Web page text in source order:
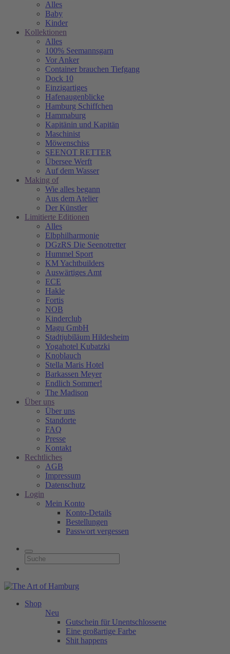
Alles
Baby
Kinder
Kollektionen
Alles
100% Seemannsgarn
Vor Anker
Container brauchen Tiefgang
Dock 10
Einzigartiges
Hafenaugen­blicke
Hamburg Schiffchen
Hammaburg
Kapitänin und Kapitän
Maschinist
Möwenschiss
SEENOT RETTER
Übersee Werft
Auf dem Wasser
Making of
Wie alles begann
Aus dem Atelier
Der Künstler
Limitierte Editionen
Alles
Elbphilharmonie
DGzRS Die Seenotretter
Hummel Sport
KM Yachtbuilders
Auswärtiges Amt
ECE
Hakle
Fortis
NOB
Kinderclub
Magu GmbH
Stadtjubiläum Hildesheim
Yogahotel Kubatzki
Knoblauch
Stella Maris Hotel
Barkassen Meyer
Endlich Sommer!
The Madison
Über uns
Über uns
Standorte
FAQ
Presse
Kontakt
Rechtliches
AGB
Impressum
Datenschutz
Login
Mein Konto
Konto-Details
Bestellungen
Passwort vergessen
Shop
Neu
Gutschein für Unentschlossene
Eine großartige Farbe
Shit happens